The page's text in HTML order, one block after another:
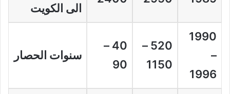
الى الكويت
1990
–
1996
520 –
1150
40 –
90
سنوات الحصار